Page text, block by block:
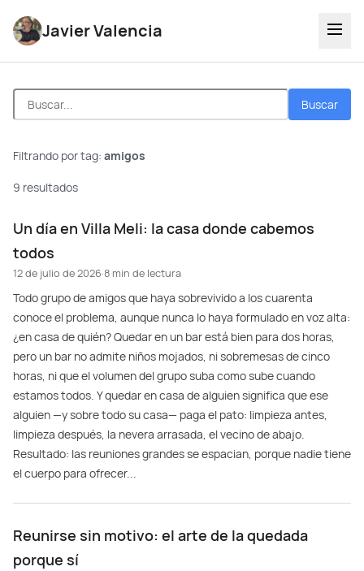
Javier Valencia
Buscar
Filtrando por tag: amigos
9 resultados
Un día en Villa Meli: la casa donde cabemos
todos
12 de julio de 2026·8 min de lectura
Todo grupo de amigos que haya sobrevivido a los cuarenta
conoce el problema, aunque nunca lo haya formulado en voz alta:
¿en casa de quién? Quedar en un bar está bien para dos horas,
pero un bar no admite niños mojados, ni sobremesas de cinco
horas, ni que el volumen del grupo suba como sube cuando
estamos todos. Y quedar en casa de alguien significa que ese
alguien —y sobre todo su casa— paga el pato: limpieza antes,
limpieza después, la nevera arrasada, el vecino de abajo.
Resultado: las reuniones grandes se espacian, porque nadie tiene
el cuerpo para ofrecer...
Reunirse sin motivo: el arte de la quedada
porque sí